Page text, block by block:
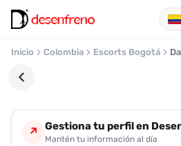
Inicio Colombia Escorts Bogotá
↗ Gestiona tu perfil en
Mantén tu información al día